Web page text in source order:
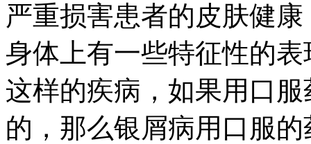
严重损害患者的皮肤健
身体上有一些特征性的
这样的疾病，如果用口
的，那么银屑病用口服